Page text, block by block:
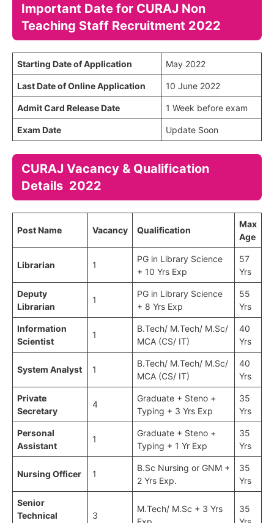
Important Date for CURAJ Non
Teaching Staff Recruitment 2022
Starting Date of Application May 2022
Last Date of Online Application 10 June 2022
Admit Card Release Date 1 Week before exam
Exam Date Update Soon
CURAJ Vacancy & Qualification
Details 2022
Post Name Vacancy Qualification
Max
Age
Librarian 1
PG in Library Science
+ 10 Yrs Exp
57
Yrs
Deputy
Librarian
1
PG in Library Science
+ 8 Yrs Exp
55
Yrs
Information
Scientist
1
B.Tech/ M.Tech/ M.Sc/
MCA (CS/ IT)
40
Yrs
System Analyst 1
B.Tech/ M.Tech/ M.Sc/
MCA (CS/ IT)
40
Yrs
Private
Secretary
4
Graduate + Steno +
Typing + 3 Yrs Exp
35
Yrs
Personal
Assistant
1
Graduate + Steno +
Typing + 1 Yr Exp
35
Yrs
Nursing Officer 1
B.Sc Nursing or GNM +
2 Yrs Exp.
35
Yrs
Senior
Technical
3
M.Tech/ M.Sc + 3 Yrs
35